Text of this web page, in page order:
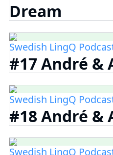
Dream
Swedish LingQ
#17 André &
Swedish LingQ
#18 André &
Swedish LingQ